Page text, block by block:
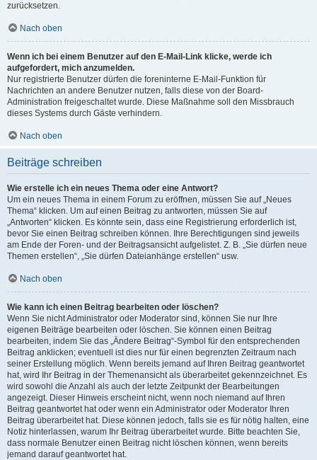
zurücksetzen.
Nach oben
Wenn ich bei einem Benutzer auf den E-Mail-Link klicke, werde ich
aufgefordert, mich anzumelden.
Nur registrierte Benutzer dürfen die foreninterne E-Mail-Funktion für
Nachrichten an andere Benutzer nutzen, falls diese von der Board-
Administration freigeschaltet wurde. Diese Maßnahme soll den Missbrauch
dieses Systems durch Gäste verhindern.
Nach oben
Beiträge schreiben
Wie erstelle ich ein neues Thema oder eine Antwort?
Um ein neues Thema in einem Forum zu eröffnen, müssen Sie auf „Neues
Thema“ klicken. Um auf einen Beitrag zu antworten, müssen Sie auf
„Antworten“ klicken. Es könnte sein, dass eine Registrierung erforderlich ist,
bevor Sie einen Beitrag schreiben können. Ihre Berechtigungen sind jeweils
am Ende der Foren- und der Beitragsansicht aufgelistet. Z. B. „Sie dürfen neue
Themen erstellen“, „Sie dürfen Dateianhänge erstellen“ usw.
Nach oben
Wie kann ich einen Beitrag bearbeiten oder löschen?
Wenn Sie nicht Administrator oder Moderator sind, können Sie nur Ihre
eigenen Beiträge bearbeiten oder löschen. Sie können einen Beitrag
bearbeiten, indem Sie das „Ändere Beitrag“-Symbol für den entsprechenden
Beitrag anklicken; eventuell ist dies nur für einen begrenzten Zeitraum nach
seiner Erstellung möglich. Wenn bereits jemand auf Ihren Beitrag geantwortet
hat, wird Ihr Beitrag in der Themenansicht als überarbeitet gekennzeichnet. Es
wird sowohl die Anzahl als auch der letzte Zeitpunkt der Bearbeitungen
angezeigt. Dieser Hinweis erscheint nicht, wenn noch niemand auf Ihren
Beitrag geantwortet hat oder wenn ein Administrator oder Moderator Ihren
Beitrag überarbeitet hat. Diese können jedoch, falls sie es für nötig halten, eine
Notiz hinterlassen, warum Ihr Beitrag überarbeitet wurde. Bitte beachten Sie,
dass normale Benutzer einen Beitrag nicht löschen können, wenn bereits
jemand darauf geantwortet hat.